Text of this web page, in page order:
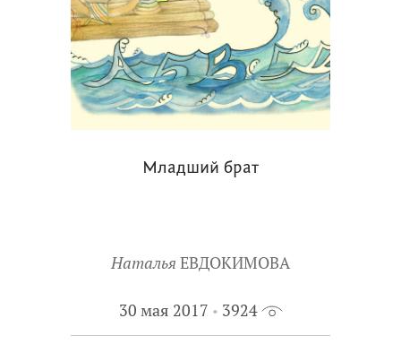
Младший брат
Наталья ЕВДОКИМОВА
30 мая 2017 3924